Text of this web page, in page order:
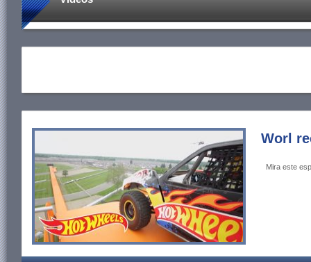
Worl
Mira este